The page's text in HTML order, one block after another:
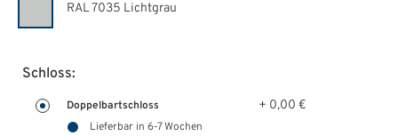
RAL 7035 Lichtgrau
Schloss:
Doppelbartschloss + 0,00 €
Lieferbar in 6-7 Wochen